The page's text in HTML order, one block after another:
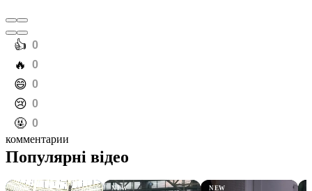
️👍 0
️🔥 0
️😄 0
️😢 0
️🤬 0
комментарии